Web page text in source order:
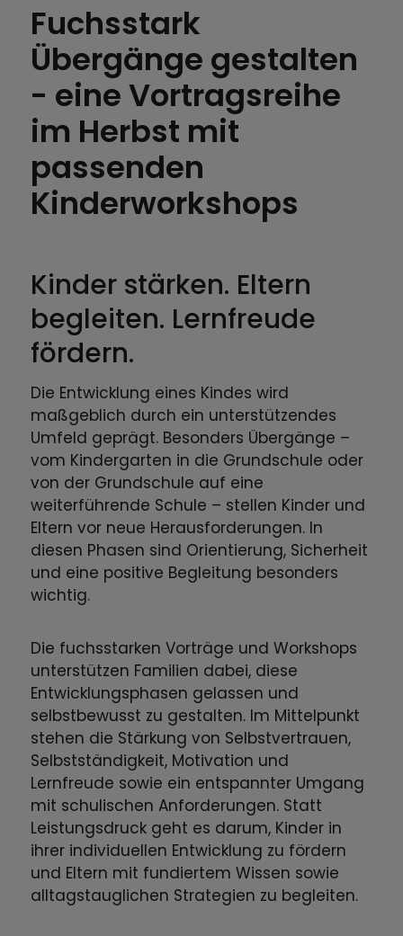
Fuchsstark
Übergänge gestalten
- eine Vortragsreihe
im Herbst mit
passenden
Kinderworkshops
Kinder stärken. Eltern
begleiten. Lernfreude
fördern.
Die Entwicklung eines Kindes wird
maßgeblich durch ein unterstützendes
Umfeld geprägt. Besonders Übergänge –
vom Kindergarten in die Grundschule oder
von der Grundschule auf eine
weiterführende Schule – stellen Kinder und
Eltern vor neue Herausforderungen. In
diesen Phasen sind Orientierung, Sicherheit
und eine positive Begleitung besonders
wichtig.
Die fuchsstarken Vorträge und Workshops
unterstützen Familien dabei, diese
Entwicklungsphasen gelassen und
selbstbewusst zu gestalten. Im Mittelpunkt
stehen die Stärkung von Selbstvertrauen,
Selbstständigkeit, Motivation und
Lernfreude sowie ein entspannter Umgang
mit schulischen Anforderungen. Statt
Leistungsdruck geht es darum, Kinder in
ihrer individuellen Entwicklung zu fördern
und Eltern mit fundiertem Wissen sowie
alltagstauglichen Strategien zu begleiten.